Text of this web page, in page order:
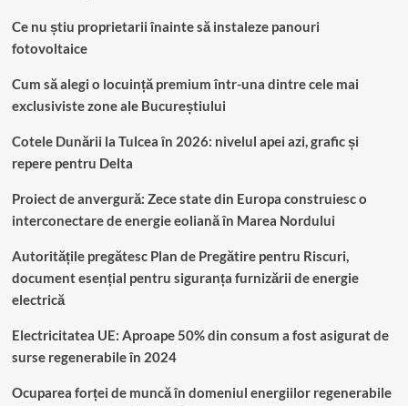
Ce nu știu proprietarii înainte să instaleze panouri
fotovoltaice
Cum să alegi o locuință premium într-una dintre cele mai
exclusiviste zone ale Bucureștiului
Cotele Dunării la Tulcea în 2026: nivelul apei azi, grafic și
repere pentru Delta
Proiect de anvergură: Zece state din Europa construiesc o
interconectare de energie eoliană în Marea Nordului
Autoritățile pregătesc Plan de Pregătire pentru Riscuri,
document esențial pentru siguranța furnizării de energie
electrică
Electricitatea UE: Aproape 50% din consum a fost asigurat de
surse regenerabile în 2024
Ocuparea forței de muncă în domeniul energiilor regenerabile